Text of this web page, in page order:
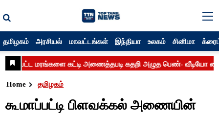
தமிழகம் அரசியல் மாவட்டங்கள் இந்தியா உலகம் சினிமா
Home தமிழகம்
கூமாப்பட்டி பிளவக்கல் அணையின்